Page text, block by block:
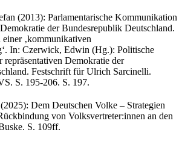
(2013): Parlamentarische Kommunikation
der Bundesrepublik Deutschland.
‚kommunikativen
In: Czerwick, Edwin (Hg.): Politische
Demokratie der
Festschrift für Ulrich Sarcinelli.
S. 195-206. S. 197.
Dem Deutschen Volke – Strategien
von Volksvertreter:innen an den
S. 109ff.